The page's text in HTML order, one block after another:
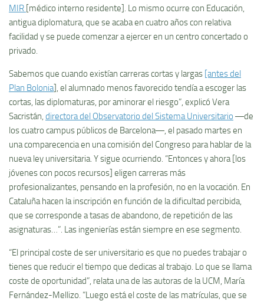
MIR [médico interno residente]. Lo mismo ocurre con Educación,
antigua diplomatura, que se acaba en cuatro años con relativa
facilidad y se puede comenzar a ejercer en un centro concertado o
privado.
Sabemos que cuando existían carreras cortas y largas [antes del
Plan Bolonia], el alumnado menos favorecido tendía a escoger las
cortas, las diplomaturas, por aminorar el riesgo”, explicó Vera
Sacristán, directora del Observatorio del Sistema Universitario ―de
los cuatro campus públicos de Barcelona―, el pasado martes en
una comparecencia en una comisión del Congreso para hablar de la
nueva ley universitaria. Y sigue ocurriendo. “Entonces y ahora [los
jóvenes con pocos recursos] eligen carreras más
profesionalizantes, pensando en la profesión, no en la vocación. En
Cataluña hacen la inscripción en función de la dificultad percibida,
que se corresponde a tasas de abandono, de repetición de las
asignaturas…”. Las ingenierías están siempre en ese segmento.
“El principal coste de ser universitario es que no puedes trabajar o
tienes que reducir el tiempo que dedicas al trabajo. Lo que se llama
coste de oportunidad”, relata una de las autoras de la UCM, María
Fernández-Mellizo. “Luego está el coste de las matrículas, que se